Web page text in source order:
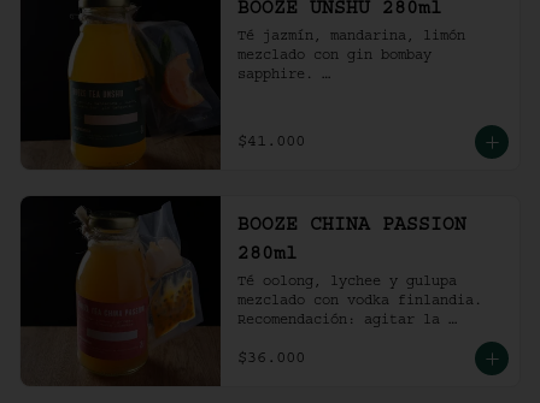
BOOZE UNSHU 280ml
Té jazmín, mandarina, limón
mezclado con gin bombay
sapphire.
con hielo al gusto.
$41.000
BOOZE CHINA PASSION
280ml
Té oolong, lychee y gulupa
mezclado con vodka finlandia.
Recomendación: agitar la
con hielo al gusto.
$36.000